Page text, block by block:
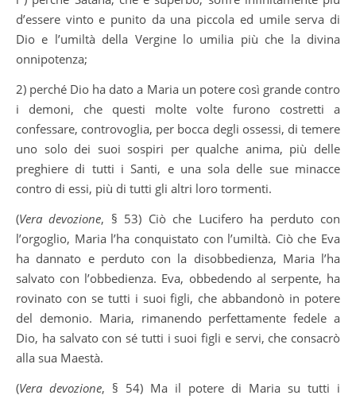
d’essere vinto e punito da una piccola ed umile serva di
Dio e l’umiltà della Vergine lo umilia più che la divina
onnipotenza;
2) perché Dio ha dato a Maria un potere così grande contro
i demoni, che questi molte volte furono costretti a
confessare, controvoglia, per bocca degli ossessi, di temere
uno solo dei suoi sospiri per qualche anima, più delle
preghiere di tutti i Santi, e una sola delle sue minacce
contro di essi, più di tutti gli altri loro tormenti.
(Vera devozione, § 53) Ciò che Lucifero ha perduto con
l’orgoglio, Maria l’ha conquistato con l’umiltà. Ciò che Eva
ha dannato e perduto con la disobbedienza, Maria l’ha
salvato con l’obbedienza. Eva, obbedendo al serpente, ha
rovinato con se tutti i suoi figli, che abbandonò in potere
del demonio. Maria, rimanendo perfettamente fedele a
Dio, ha salvato con sé tutti i suoi figli e servi, che consacrò
alla sua Maestà.
(Vera devozione, § 54) Ma il potere di Maria su tutti i